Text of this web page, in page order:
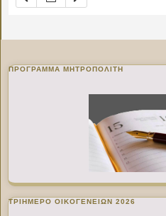
ΠΡΌΓΡΑΜΜΑ ΜΗΤΡΟΠΟΛΊΤΗ
ΤΡΙΗΜΕΡΟ ΟΙΚΟΓΕΝΕΙΩΝ 2026